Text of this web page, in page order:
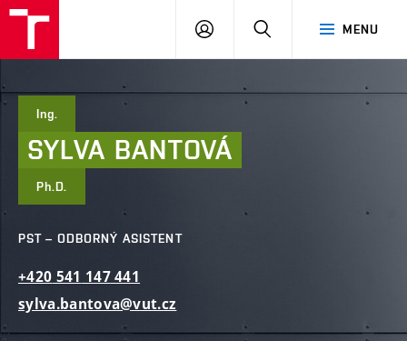
Brno
MENU
PŘIHLÁSIT
Ing.
SYLVA BANTOVÁ
Ph.D.
PST – ODBORNÝ ASISTENT
+420 541 147441
sylva.bantova@vut.cz